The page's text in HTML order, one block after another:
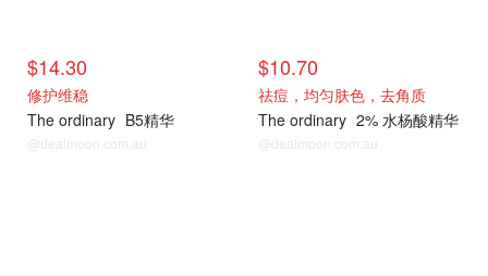
$14.30
修护维稳
The ordinary B5精华
@dealmoon.com.au
$10.70
祛痘，均匀肤色，去角质
The ordinary 2% 水杨酸精华
@dealmoon.com.au